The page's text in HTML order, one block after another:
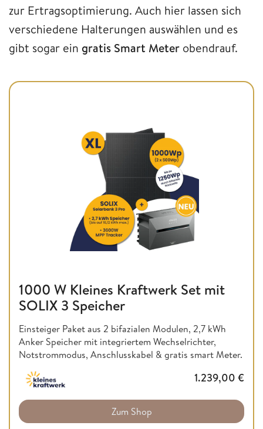
zur Ertragsoptimierung. Auch hier lassen sich
verschiedene Halterungen auswählen und es
gibt sogar ein gratis Smart Meter obendrauf.
1000 W Kleines Kraftwerk Set mit
SOLIX 3 Speicher
Einsteiger Paket aus 2 bifazialen Modulen, 2,7 kWh
Anker Speicher mit integriertem Wechselrichter,
Notstrommodus, Anschlusskabel & gratis smart Meter.
1.239,00 €
Zum Shop